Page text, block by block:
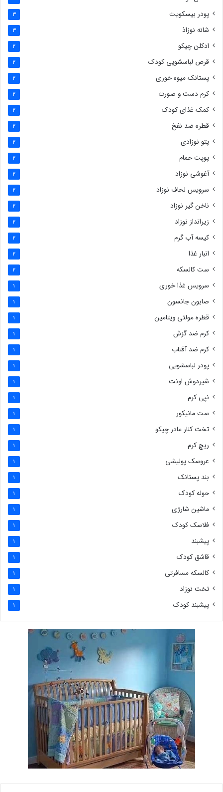
پودر بیسکویت 3
شانه نوزاذ 3
ادکلن چیکو 2
قرص لباسشویی کودک 2
پستانک میوه خوری 2
کرم دست و صورت 2
کمک غذای کودک 2
قطره ضد نفخ 2
پتو نوزادی 2
پوپت حمام 2
آغوشی نوزاد 2
سرویس لحاف نوزاد 2
ناخن گیر نوزاد 2
زیرانداز نوزاد 2
کیسه آب گرم 2
انبار غذا 2
ست کالسکه 2
سرویس غذا خوری 1
صابون جانسون 1
قطره مولتی ویتامین 1
کرم ضد گزش 1
کرم ضد آفتاب 1
پودر لباسشویی 1
شیردوش اونت 1
نپی کرم 1
ست مانیکور 1
تخت کنار مادر چیکو 1
ریچ کرم 1
عروسک پولیشی 1
بند پستانک 1
حوله کودک 1
ماشین شارژی 1
فلاسک کودک 1
پیشبند 1
قاشق کودک 1
کالسکه مسافرتی 1
تخت نوزاد 1
پیشبند کودک 1